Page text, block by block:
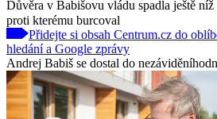
Důvěra v Babišovu vládu spadla ještě
proti kterému burcoval
Přidejte si obsah Centrum.cz do
hledání a Google zprávy
Andrej Babiš se dostal do